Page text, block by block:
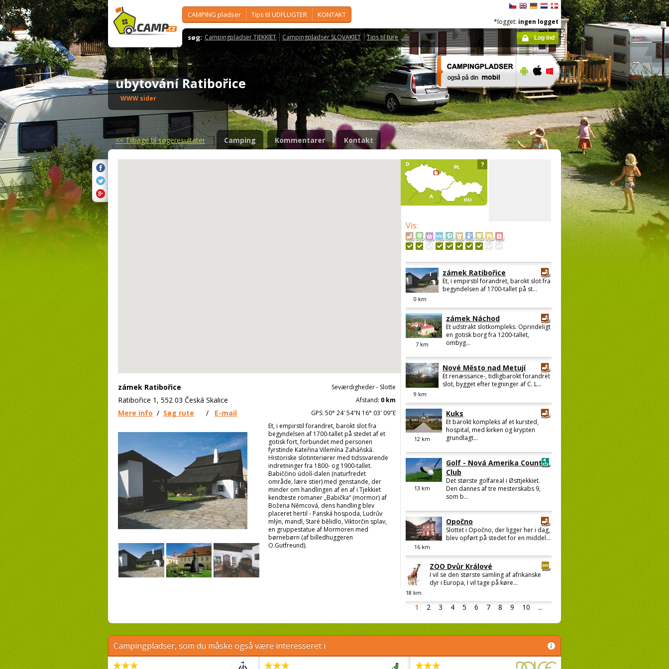
CAMPING pladser Tips til UDFLUGTER KONTAKT
søg: Campingpladser TJEKKIET Campingpladser SLOVAKIET Tips til ture
*logget: ingen logget
Log ind
ubytování Ratibořice
WWW sider
<<Tilbage til søgeresultater Camping Kommentarer Kontakt
?
zámek Ratibořice
Ratibořice 1, 552 03 Česká Skalice
Mere info / Søg rute / E-mail
Seværdigheder - Slotte
Afstand: 0 km
GPS: 50° 24' 54"N 16° 03' 09"E
Et, i empirstil forandret, barokt slot fra
begyndelsen af 1700-tallet på stedet af et
gotisk fort, forbundet med personen
fyrstinde Kateřina Vilemína Zaháňská.
Historiske slotinteriører med tidssvarende
indretninger fra 1800- og 1900-tallet.
Babiččino údolí-dalen (naturfredet
område, lære stier) med genstande, der
minder om handlingen af en af i Tjekkiet
kendteste romaner „Babička“ (mormor) af
Božena Němcová, dens handling blev
placeret hertil - Panská hospoda, Ludrův
mlýn, mandl, Staré bělidlo, Viktorčin splav,
en gruppestatue af Mormoren med
børnebørn (af billedhuggeren
O.Gutfreund).
Vis:
1 2 3 4 5 6 7 8 9 10 ...
0 km
zámek Ratibořice
Et, i empirstil forandret, barokt slot fra
begyndelsen af 1700-tallet på st...
7km
zámek Náchod
Et udstrakt slotkompleks. Oprindeligt
en gotisk borg fra 1200-tallet,
ombyg...
9 km
Nové Město nad Metují
Et renæssance-, tidligbarokt forandret
slot, bygget efter tegninger af C. L...
12km
Kuks
Et barokt kompleks af et kursted,
hospital, med kirken og krypten
grundlagt...
13 km
Golf - Nová Amerika Country
Club
Det største golfareal i Østtjekkiet.
Den dannes af tre mesterskabs 9,
som b...
16km
Opočno
Slottet i Opočno, der ligger her i dag,
blev opført på stedet for en middel...
18 km
ZOO Dvůr Králové
I vil se den største samling af afrikanske
dyr i Europa, I vil tage på køre...
Campingpladser, som du måske også være interesseret i